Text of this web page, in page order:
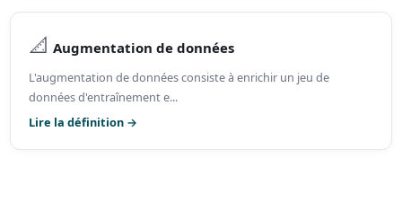
📐 Augmentation de données
L'augmentation de données consiste à enrichir un jeu de
données d'entraînement e...
Lire la définition →